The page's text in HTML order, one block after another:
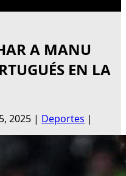
A MANU
EN LA
2025 | Deportes |